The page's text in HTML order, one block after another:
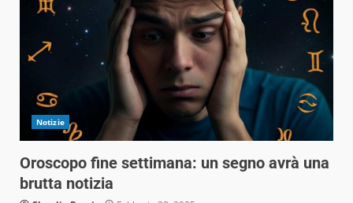
Notizie
Oroscopo fine settimana: un segno avrà una
brutta notizia